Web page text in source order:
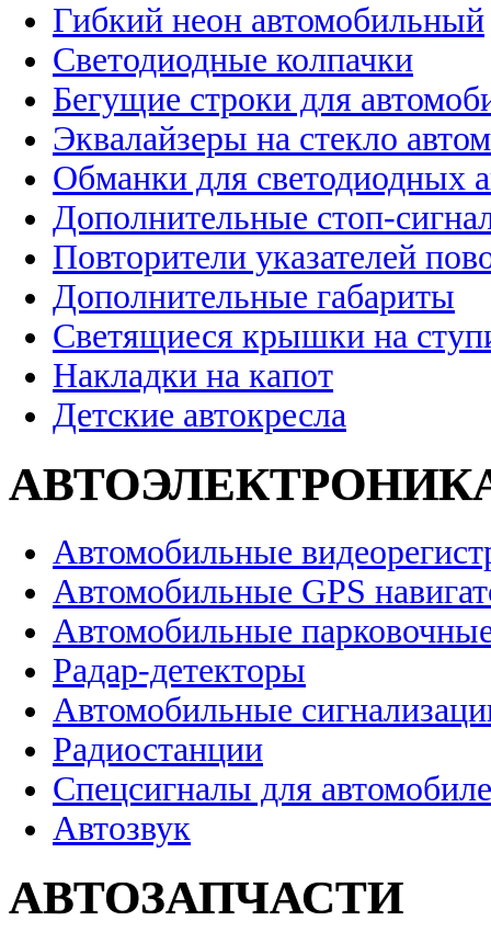
Гибкий неон автомобильный
Светодиодные колпачки
Бегущие строки для
Эквалайзеры на стекло
Обманки для светодиодных
Дополнительные стоп-
Повторители указателей
Дополнительные габариты
Светящиеся крышки на
Накладки на капот
Детские автокресла
Автомобильные
Автомобильные GPS
Автомобильные
Радар-детекторы
Автомобильные
Радиостанции
Спецсигналы для
Автозвук
АВТОЗАПЧАСТИ